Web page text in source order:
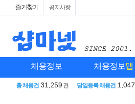
즐겨찾기 공지사항
채용정보 채용정보맵
총 채용건 31,259 건 당일등록 채용건 1,047